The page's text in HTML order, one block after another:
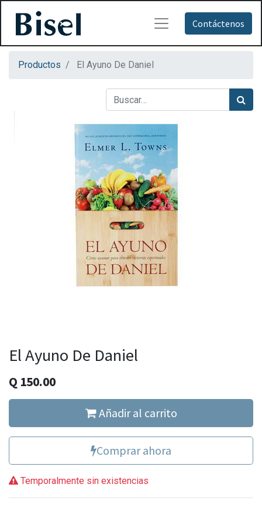
Contáctenos
Productos El Ayuno De Daniel
El Ayuno De Daniel
Q 150.00
Añadir al carrito
Comprar ahora
Temporalmente sin existencias